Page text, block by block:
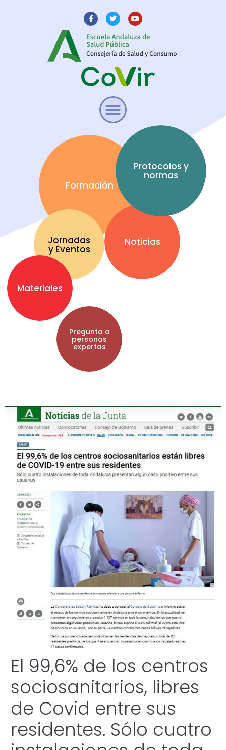
Formación
Protocolos y
normas
Materiales
Jornadas
y Eventos
Noticias
Pregunta a
personas
expertas
El 99,6% de los centros
sociosanitarios, libres
de Covid entre sus
residentes. Sólo cuatro